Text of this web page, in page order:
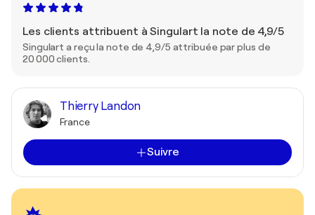
Les clients attribuent à Singulart la note de 4,9/5
Singulart a reçu la note de 4,9/5 attribuée par plus de
20 000 clients.
Thierry Landon
France
Suivre